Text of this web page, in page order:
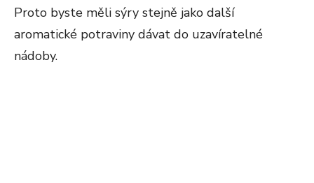
Proto byste měli sýry stejně jako další
aromatické potraviny dávat do uzavíratelné
nádoby.